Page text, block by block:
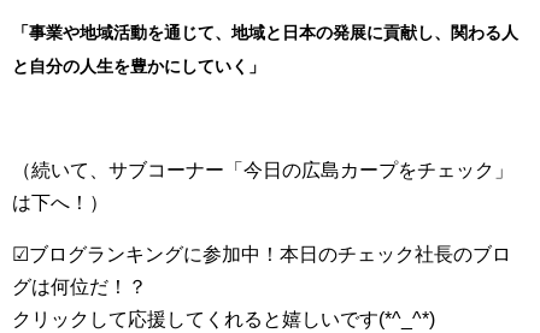
「事業や地域活動を通じて、地域と日本の発展に貢献し、関わる人
と自分の人生を豊かにしていく」
（続いて、サブコーナー「今日の広島カープをチェック」
は下へ！）
☑ブログランキングに参加中！本日のチェック社長のブロ
グは何位だ！？
クリックして応援してくれると嬉しいです(*^_^*)